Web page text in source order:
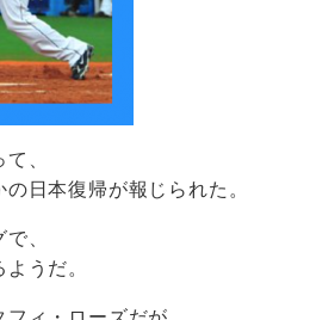
、
日本復帰が報じられた。
、
うだ。